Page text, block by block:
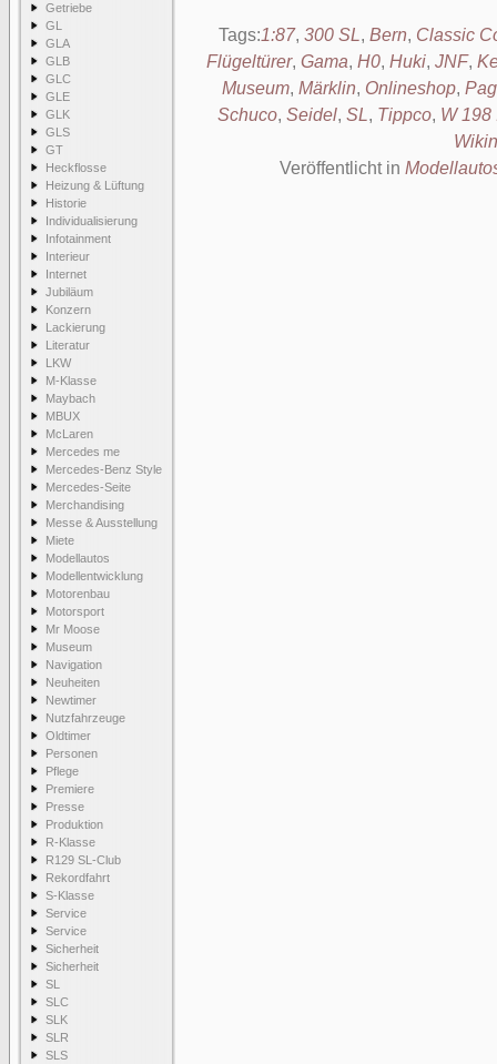
Getriebe
GL
GLA
GLB
GLC
GLE
GLK
GLS
GT
Heckflosse
Heizung & Lüftung
Historie
Individualisierung
Infotainment
Interieur
Internet
Jubiläum
Konzern
Lackierung
Literatur
LKW
M-Klasse
Maybach
MBUX
McLaren
Mercedes me
Mercedes-Benz Style
Mercedes-Seite
Merchandising
Messe & Ausstellung
Miete
Modellautos
Modellentwicklung
Motorenbau
Motorsport
Mr Moose
Museum
Navigation
Neuheiten
Newtimer
Nutzfahrzeuge
Oldtimer
Personen
Pflege
Premiere
Presse
Produktion
R-Klasse
R129 SL-Club
Rekordfahrt
S-Klasse
Service
Service
Sicherheit
Sicherheit
SL
SLC
SLK
SLR
SLS
Tags:1:87, 300 SL, Bern, Classic
Flügeltürer, Gama, H0, Huki, JNF,
Museum, Märklin, Onlineshop,
Schuco, Seidel, SL, Tippco, W 198
Veröffentlicht in